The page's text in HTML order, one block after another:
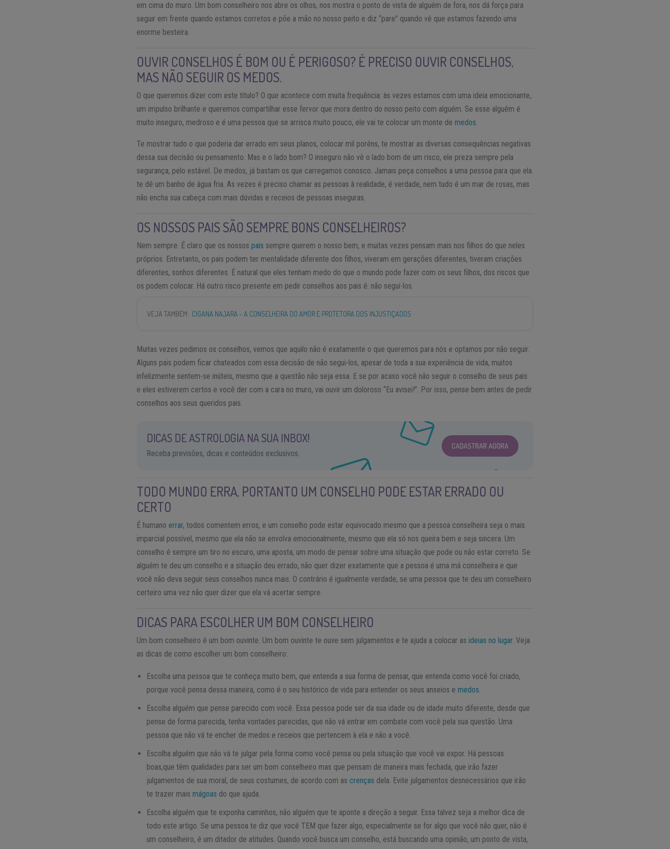
em cima do muro. Um bom conselheiro nos abre os olhos, nos mostra o ponto de vista de alguém de fora, nos dá força para
seguir em frente quando estamos corretos e põe a mão no nosso peito e diz “pare” quando vê que estamos fazendo uma
enorme besteira.
OUVIR CONSELHOS É BOM OU É PERIGOSO? É PRECISO OUVIR CONSELHOS,
MAS NÃO SEGUIR OS MEDOS.
O que queremos dizer com este título? O que acontece com muita frequência: às vezes estamos com uma ideia emocionante,
um impulso brilhante e queremos compartilhar esse fervor que mora dentro do nosso peito com alguém. Se esse alguém é
muito inseguro, medroso e é uma pessoa que se arrisca muito pouco, ele vai te colocar um monte demedos.
Te mostrar tudo o que poderia dar errado em seus planos, colocar mil poréns, te mostrar as diversas consequências negativas
dessa sua decisão ou pensamento. Mas e o lado bom? O inseguro não vê o lado bom de um risco, ele preza sempre pela
segurança, pelo estável. De medos, já bastam os que carregamos conosco. Jamais peça conselhos a uma pessoa para que ela
te dê um banho de água fria. As vezes é preciso chamar as pessoas à realidade, é verdade, nem tudo é um mar de rosas, mas
não encha sua cabeça com mais dúvidas e receios de pessoas inseguras.
OS NOSSOS PAIS SÃO SEMPRE BONS CONSELHEIROS?
Nem sempre. É claro que os nossospais sempre querem o nosso bem, e muitas vezes pensam mais nos filhos do que neles
próprios. Entretanto, os pais podem ter mentalidade diferente dos filhos, viveram em gerações diferentes, tiveram criações
diferentes, sonhos diferentes. É natural que eles tenham medo do que o mundo pode fazer com os seus filhos, dos riscos que
os podem colocar. Há outro risco presente em pedir conselhos aos pais é: não segui-los.
VEJA TAMBÉM CIGANA NAJARA - A CONSELHEIRA DO AMOR E PROTETORA DOS INJUSTIÇADOS
Muitas vezes pedimos os conselhos, vemos que aquilo não é exatamente o que queremos para nós e optamos por não seguir.
Alguns pais podem ficar chateados com essa decisão de não segui-los, apesar de toda a sua experiência de vida, muitos
infelizmente sentem-se inúteis, mesmo que a questão não seja essa. E se por acaso você não seguir o conselho de seus pais
e eles estiverem certos e você der com a cara no muro, vai ouvir um doloroso “Eu avisei!”. Por isso, pense bem antes de pedir
conselhos aos seus queridos pais.
DICAS DE ASTROLOGIA NA SUA INBOX!
Receba previsões, dicas e conteúdos exclusivos.
CADASTRAR AGORA
TODO MUNDO ERRA, PORTANTO UM CONSELHO PODE ESTAR ERRADO OU
CERTO
É humanoerrar, todos comentem erros, e um conselho pode estar equivocado mesmo que a pessoa conselheira seja o mais
imparcial possível, mesmo que ela não se envolva emocionalmente, mesmo que ela só nos queira bem e seja sincera. Um
conselho é sempre um tiro no escuro, uma aposta, um modo de pensar sobre uma situação que pode ou não estar correto. Se
alguém te deu um conselho e a situação deu errado, não quer dizer exatamente que a pessoa é uma má conselheira e que
você não deva seguir seus conselhos nunca mais. O contrário é igualmente verdade, se uma pessoa que te deu um conselheiro
certeiro uma vez não quer dizer que ela vá acertar sempre.
DICAS PARA ESCOLHER UM BOM CONSELHEIRO
Um bom conselheiro é um bom ouvinte. Um bom ouvinte te ouve sem julgamentos e te ajuda a colocar asideias no lugar. Veja
as dicas de como escolher um bom conselheiro:
Escolha uma pessoa que te conheça muito bem, que entenda a sua forma de pensar, que entenda como você foi criado,
porque você pensa dessa maneira, como é o seu histórico de vida para entender os seus anseios emedos.
Escolha alguém que pense parecido com você. Essa pessoa pode ser da sua idade ou de idade muito diferente, desde que
pense de forma parecida, tenha vontades parecidas, que não vá entrar em combate com você pela sua questão. Uma
pessoa que não vá te encher de medos e receios que pertencem à ela e não a você.
Escolha alguém que não vá te julgar pela forma como você pensa ou pela situação que você vai expor. Há pessoas
boas,que têm qualidades para ser um bom conselheiro mas que pensam de maneira mais fechada, que irão fazer
julgamentos de sua moral, de seus costumes, de acordo com ascrenças dela. Evite julgamentos desnecessários que irão
te trazer maismágoas do que ajuda.
Escolha alguém que te exponha caminhos, não alguém que te aponte a direção a seguir. Essa talvez seja a melhor dica de
todo este artigo. Se uma pessoa te diz que você TEM que fazer algo, especialmente se for algo que você não quer, não é
um conselheiro, é um ditador de atitudes. Quando você busca um conselho, está buscando uma opinião, um ponto de vista,